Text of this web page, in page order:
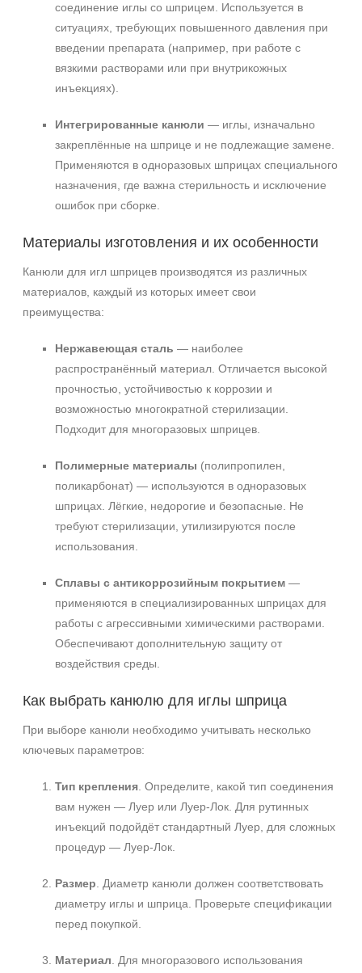
соединение иглы со шприцем. Используется в
ситуациях, требующих повышенного давления при
введении препарата (например, при работе с
вязкими растворами или при внутрикожных
инъекциях).
Интегрированные канюли — иглы, изначально
закреплённые на шприце и не подлежащие замене.
Применяются в одноразовых шприцах специального
назначения, где важна стерильность и исключение
ошибок при сборке.
Материалы изготовления и их особенности
Канюли для игл шприцев производятся из различных
материалов, каждый из которых имеет свои
преимущества:
Нержавеющая сталь — наиболее
распространённый материал. Отличается высокой
прочностью, устойчивостью к коррозии и
возможностью многократной стерилизации.
Подходит для многоразовых шприцев.
Полимерные материалы (полипропилен,
поликарбонат) — используются в одноразовых
шприцах. Лёгкие, недорогие и безопасные. Не
требуют стерилизации, утилизируются после
использования.
Сплавы с антикоррозийным покрытием —
применяются в специализированных шприцах для
работы с агрессивными химическими растворами.
Обеспечивают дополнительную защиту от
воздействия среды.
Как выбрать канюлю для иглы шприца
При выборе канюли необходимо учитывать несколько
ключевых параметров:
Тип крепления . Определите, какой тип соединения
вам нужен — Луер или Луер‑Лок. Для рутинных
инъекций подойдёт стандартный Луер, для сложных
процедур — Луер‑Лок.
Размер . Диаметр канюли должен соответствовать
диаметру иглы и шприца. Проверьте спецификации
перед покупкой.
Материал . Для многоразового использования
Не показывать предложение о консультации
+7 (929) 933-09-89